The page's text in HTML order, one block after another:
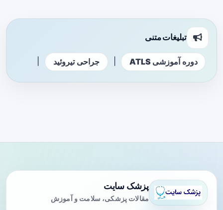
تبلیغات متنی
دوره آموزشی ATLS جراحی تیروئید
پزشک سایت
مقالات پزشکی، سلامت و آموزش